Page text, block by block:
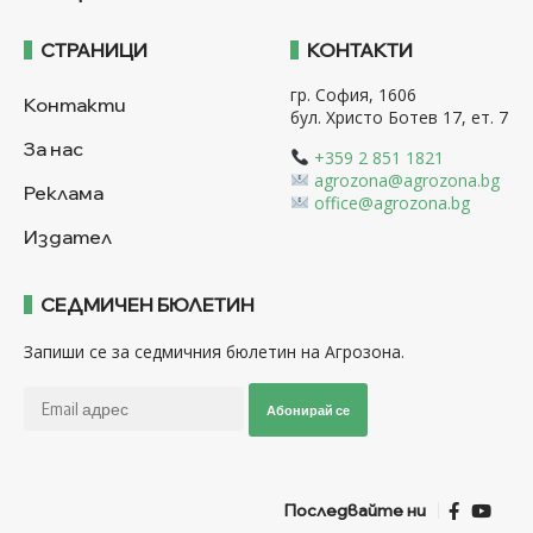
СТРАНИЦИ
Контакти
За нас
Реклама
Издател
КОНТАКТИ
гр. София, 1606
бул. Христо Ботев 17, ет. 7
+359 2 851 1821
agrozona@agrozona.bg
office@agrozona.bg
СЕДМИЧЕН БЮЛЕТИН
Запиши се за седмичния бюлетин на Агрозона.
Абонирай се
Последвайте ни